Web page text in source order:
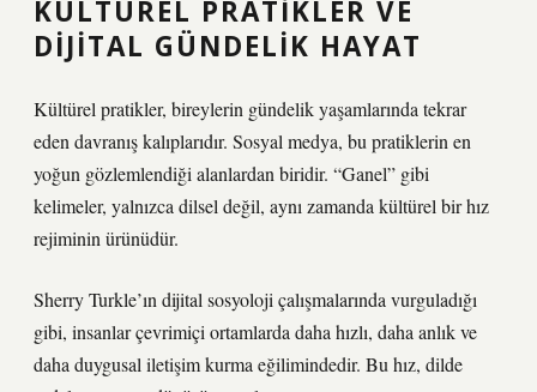
KÜLTÜREL PRATIKLER VE
DIJITAL GÜNDELIK HAYAT
Kültürel pratikler, bireylerin gündelik yaşamlarında tekrar
eden davranış kalıplarıdır. Sosyal medya, bu pratiklerin en
yoğun gözlemlendiği alanlardan biridir. “Ganel” gibi
kelimeler, yalnızca dilsel değil, aynı zamanda kültürel bir hız
rejiminin ürünüdür.
Sherry Turkle’ın dijital sosyoloji çalışmalarında vurguladığı
gibi, insanlar çevrimiçi ortamlarda daha hızlı, daha anlık ve
daha duygusal iletişim kurma eğilimindedir. Bu hız, dilde